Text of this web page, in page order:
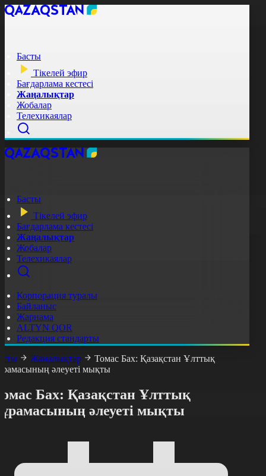
Басты
Тікелей эфир
Бағдарлама кестесі
Жаңалықтар
Жобалар
Телехикаялар
Басты
Тікелей эфир
Бағдарлама кестесі
Жаңалықтар
Жобалар
Телехикаялар
Корпорация туралы
Байланыс
Жарнама
ALTYN QOR
Редакция стандарты
Жаңалықтар
Томас Бах: Қазақстан Ұлттық
әлеуеті мықты
Бах: Қазақстан Ұлттық
әлеуеті мықты